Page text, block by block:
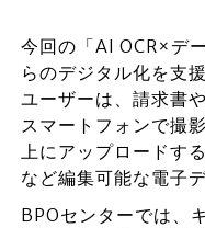
今回の「AI OCR×デ
らのデジタル化を支
ユーザーは、請求書
スマートフォンで撮
上にアップロードす
など編集可能な電子
BPOセンターでは、